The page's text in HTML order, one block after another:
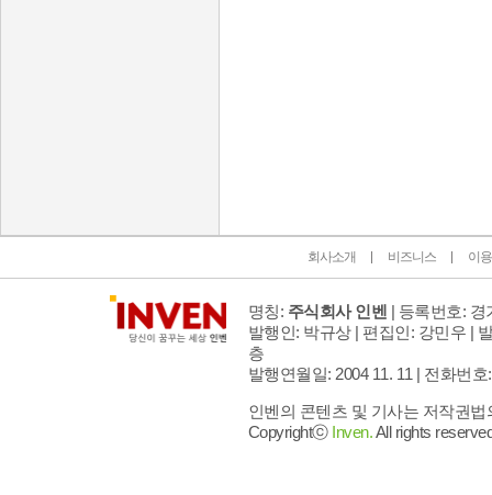
회사소개 비즈니스 이
명칭: 주식회사 인벤 | 등록번호: 경
발행인: 박규상 | 편집인: 강민우 |
층
발행연월일: 2004 11. 11 | 전화번호
인벤의 콘텐츠 및 기사는 저작권
Copyrightⓒ Inven.All rights